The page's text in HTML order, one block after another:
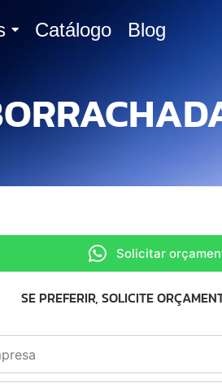
Catálogo Blog
Solicitar
SE PREFERIR, SOLICITE